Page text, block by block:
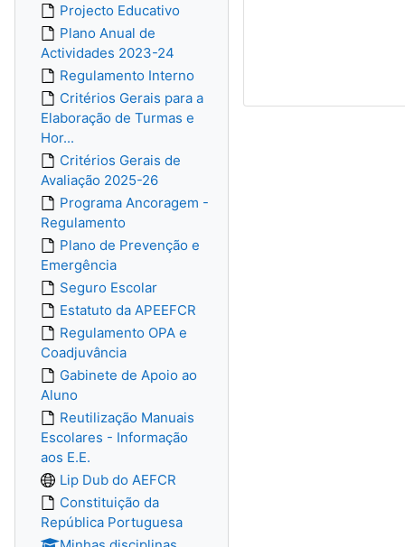
Projecto Educativo
Plano Anual de
Actividades 2023-24
Regulamento Interno
Critérios Gerais para a
Elaboração de Turmas e
Hor...
Critérios Gerais de
Avaliação 2025-26
Programa Ancoragem -
Regulamento
Plano de Prevenção e
Emergência
Seguro Escolar
Estatuto da APEEFCR
Regulamento OPA e
Coadjuvância
Gabinete de Apoio ao
Aluno
Reutilização Manuais
Escolares - Informação
aos E.E.
Lip Dub do AEFCR
Constituição da
República Portuguesa